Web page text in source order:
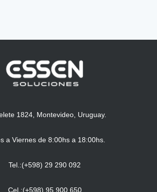
1824, Montevideo, Uruguay.
a Viernes de 8:00hs a 18:00hs.
Tel.:(+598) 29 290 092
Cel.:(+598) 95 900 650